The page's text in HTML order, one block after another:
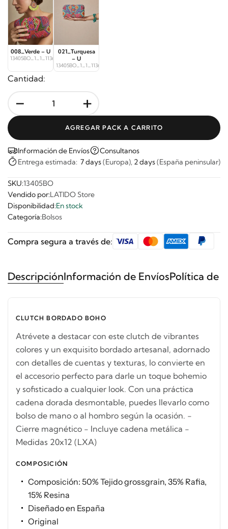
008_Verde – U
13405BO_1_1_11364
021_Turquesa
– U
13405BO_1_1_11368
Cantidad:
- +
AGREGAR PACK A CARRITO
Información de Envíos
Consultanos
Entrega estimada: 7 days(Europa), 2 days(España peninsular)
SKU:13405BO
Vendido por:LATIDO Store
Disponibilidad:En stock
Categoría:Bolsos
Compra segura a través de:
DescripciónInformación de EnvíosPolítica de
CLUTCH BORDADO BOHO
Atrévete a destacar con este clutch de vibrantes
colores y un exquisito bordado artesanal, adornado
con detalles de cuentas y texturas, lo convierte en
el accesorio perfecto para darle un toque bohemio
y sofisticado a cualquier look. Con una práctica
cadena dorada desmontable, puedes llevarlo como
bolso de mano o al hombro según la ocasión. -
Cierre magnético - Incluye cadena metálica -
Medidas 20x12 (LXA)
COMPOSICIÓN
Composición: 50% Tejido grossgrain, 35% Rafia,
15% Resina
Diseñado en España
Original